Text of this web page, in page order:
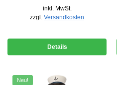
inkl. MwSt.
zzgl. Versandkosten
Details
Neu!